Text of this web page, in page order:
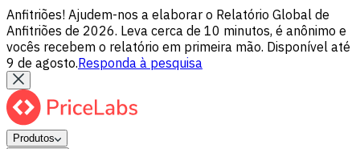
Anfitriões! Ajudem-nos a elaborar o Relatório Global de
Anfitriões de 2026. Leva cerca de 10 minutos, é anônimo e
vocês recebem o relatório em primeira mão. Disponível até
9 de agosto.Responda à pesquisa
Produtos